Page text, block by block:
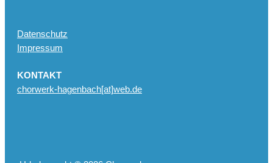
Datenschutz
Impressum
KONTAKT
chorwerk-hagenbach[at]web.de